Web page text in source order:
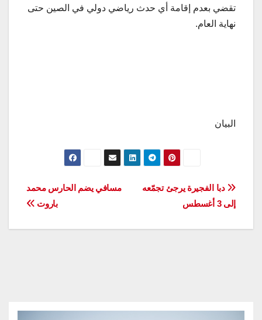
تقضي بعدم إقامة أي حدث رياضي دولي في الصين حتى
نهاية العام.
البيان
تصفّح
المقالات
مسافي يضم الحارس محمد
باروت
دبا الفجيرة يرجئ تجمّعه
إلى 3 أغسطس